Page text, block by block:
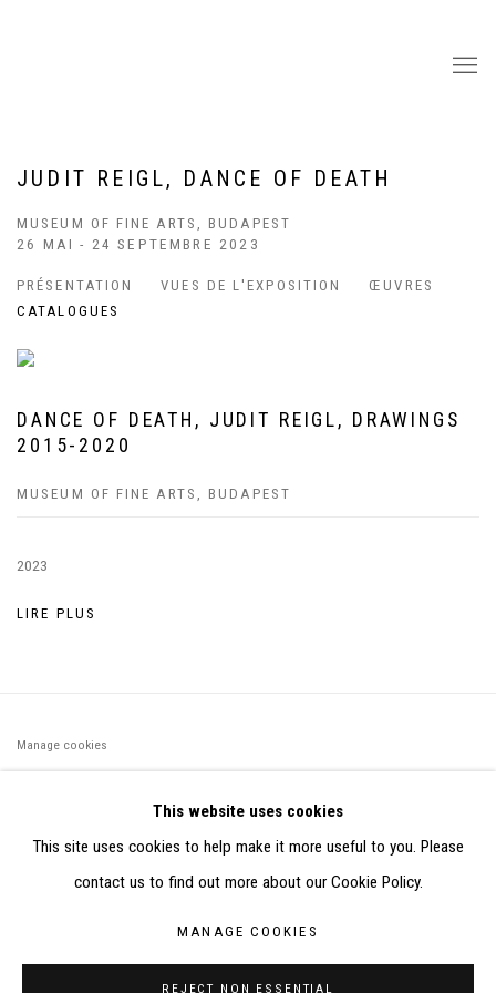
JUDIT REIGL, DANCE OF DEATH
MUSEUM OF FINE ARTS, BUDAPEST
26 MAI - 24 SEPTEMBRE 2023
PRÉSENTATION VUES DE L'EXPOSITION
ŒUVRES
CATALOGUES
DANCE OF DEATH, JUDIT REIGL, DRAWINGS
2015-2020
MUSEUM OF FINE ARTS, BUDAPEST
2023
LIRE PLUS
Manage cookies
PARTIR DES DONNÉES COLLECTÉES PAR ELISABETH KLIMOFF
DE 2015 À 2019
SITE BY ARTLOGIC
This website uses cookies
This site uses cookies to help make it more useful to you. Please
contact us to find out more about our Cookie Policy.
MANAGE COOKIES
REJECT NON ESSENTIAL